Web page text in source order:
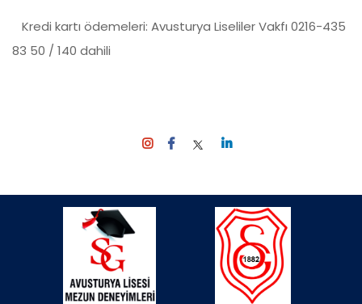
Kredi kartı ödemeleri: Avusturya Liseliler Vakfı 0216-435
83 50 / 140 dahili